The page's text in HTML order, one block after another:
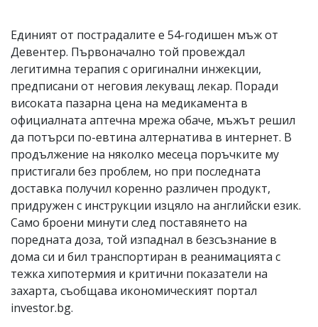
Единият от пострадалите е 54-годишен мъж от
Девентер. Първоначално той провеждал
легитимна терапия с оригинални инжекции,
предписани от неговия лекуващ лекар. Поради
високата пазарна цена на медикамента в
официалната аптечна мрежа обаче, мъжът решил
да потърси по-евтина алтернатива в интернет. В
продължение на няколко месеца поръчките му
пристигали без проблем, но при последната
доставка получил коренно различен продукт,
придружен с инструкции изцяло на английски език.
Само броени минути след поставянето на
поредната доза, той изпаднал в безсъзнание в
дома си и бил транспортиран в реанимацията с
тежка хипотермия и критични показатели на
захарта, съобщава икономическият портал
investor.bg.